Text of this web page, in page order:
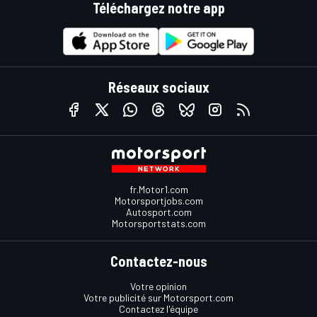
Téléchargez notre app
Réseaux sociaux
fr.Motor1.com
Motorsportjobs.com
Autosport.com
Motorsportstats.com
Contactez-nous
Votre opinion
Votre publicité sur Motorsport.com
Contactez l'équipe